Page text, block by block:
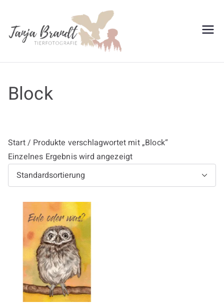
springen
Block
Start/ Produkte verschlagwortet mit „Block“
Einzelnes Ergebnis wird angezeigt